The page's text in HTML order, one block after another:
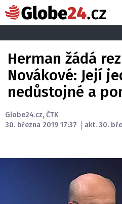
Herman žádá
Novákové: Její
nedůstojné a
Globe24.cz, ČTK
30. března 2019 17:37
akt. 30.